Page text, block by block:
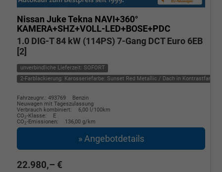
Nissan JukeTekna NAVI+360°
KAMERA+SHZ+VOLL-LED+BOSE+PDC
1.0 DIG-T 84 kW (114PS) 7-Gang DCT Euro 6EB
[2]
unverbindliche Lieferzeit: SOFORT
2-Farblackierung: Karosseriefarbe: Sunset Red Metallic / Dach in Kontrastfarbe
Fahrzeugnr.: 493769
Benzin
Neuwagen mit Tageszulassung
Verbrauch kombiniert:
6,00 l/100km
CO2-Klasse:
E
CO2-Emissionen: 136,00 g/km
» Angebotdetails
22.980,– €